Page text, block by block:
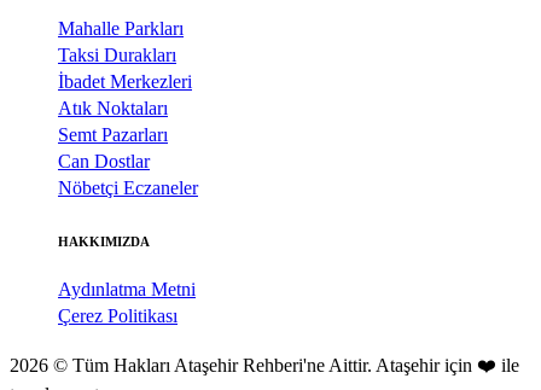
Mahalle Parkları
Taksi Durakları
İbadet Merkezleri
Atık Noktaları
Semt Pazarları
Can Dostlar
Nöbetçi Eczaneler
HAKKIMIZDA
Aydınlatma Metni
Çerez Politikası
2026 © Tüm Hakları Ataşehir Rehberi'ne Aittir. Ataşehir için ❤️ ile